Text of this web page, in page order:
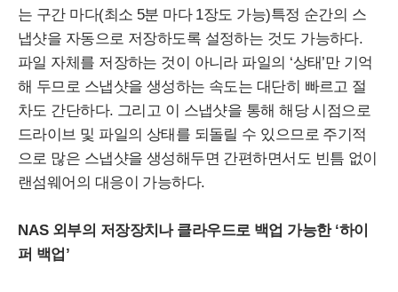
는 구간 마다(최소 5분 마다 1장도 가능)특정 순간의 스
냅샷을 자동으로 저장하도록 설정하는 것도 가능하다.
파일 자체를 저장하는 것이 아니라 파일의 ‘상태’만 기억
해 두므로 스냅샷을 생성하는 속도는 대단히 빠르고 절
차도 간단하다. 그리고 이 스냅샷을 통해 해당 시점으로
드라이브 및 파일의 상태를 되돌릴 수 있으므로 주기적
으로 많은 스냅샷을 생성해두면 간편하면서도 빈틈 없이
랜섬웨어의 대응이 가능하다.
NAS외부의 저장장치나 클라우드로 백업 가능한 ‘하이
퍼 백업’